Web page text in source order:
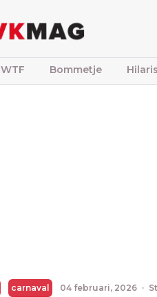
WTF Bommetje
carnaval 04 februari, 2026 ·